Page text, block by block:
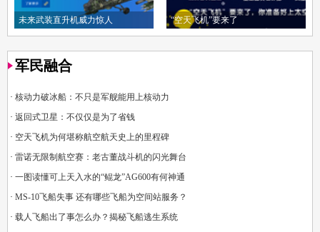
未来武装直升机威力惊人 “空天飞机”要来了
军民融合
· 核动力破冰船：不只是军舰能用上核动力
· 返回式卫星：不仅仅是为了省钱
· 空天飞机为何堪称航空航天史上的里程碑
· 雷诺无限制航空赛：老古董战斗机的闪光舞台
· 一图读懂可上天入水的“鲲龙”AG600有何神通
· MS-10飞船失事 还有哪些飞船为空间站服务？
· 载人飞船出了事怎么办？揭秘飞船逃生系统